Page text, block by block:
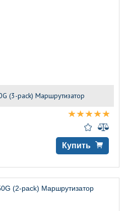
(3-pack) Маршрутизатор
Купить